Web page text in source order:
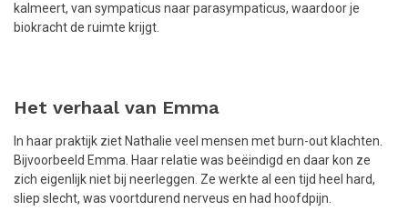
kalmeert, van sympaticus naar parasympaticus, waardoor je
biokracht de ruimte krijgt.
Het verhaal van Emma
In haar praktijk ziet Nathalie veel mensen met burn-out klachten.
Bijvoorbeeld Emma. Haar relatie was beëindigd en daar kon ze
zich eigenlijk niet bij neerleggen. Ze werkte al een tijd heel hard,
sliep slecht, was voortdurend nerveus en had hoofdpijn.